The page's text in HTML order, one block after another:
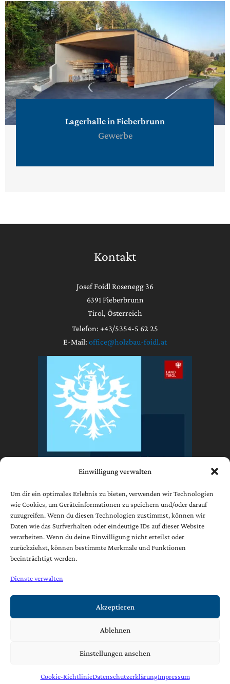
Einwilligung verwalten
Um dir ein optimales Erlebnis zu bieten, verwenden wir Technologien
wie Cookies, um Geräteinformationen zu speichern und/oder darauf
zuzugreifen. Wenn du diesen Technologien zustimmst, können wir
Daten wie das Surfverhalten oder eindeutige IDs auf dieser Website
verarbeiten. Wenn du deine Einwilligung nicht erteilst oder
zurückziehst, können bestimmte Merkmale und Funktionen
beeinträchtigt werden.
Dienste verwalten
Akzeptieren
Ablehnen
Einstellungen ansehen
Cookie-RichtlinieDatenschutzerklärungImpressum
Lagerhalle in Fieberbrunn
Gewerbe
Kontakt
Josef Foidl Rosenegg 36
6391 Fieberbrunn
Tirol, Österreich
Telefon: +43/5354-5 62 25
E-Mail: office@holzbau-foidl.at
Impressum
Datenschutzerklärung
AGB
[borlabs-cookie type="btn-cookie-preference" title="Widerruf /
Änderung Datenschutzeinstellungen" element="link"/]